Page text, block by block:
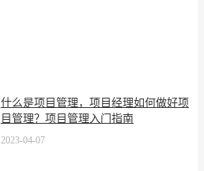
什么是项目管理，项目经理如何做好项
目管理？项目管理入门指南
2023-04-07